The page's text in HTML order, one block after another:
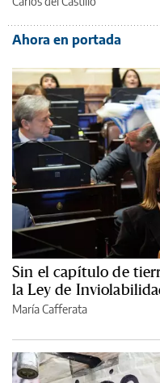
Ahora en portada
Sin el capítulo de
la Ley de
María Cafferata